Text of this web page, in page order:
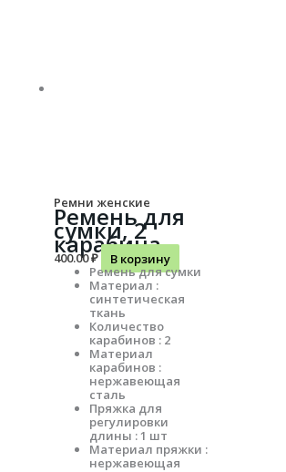
Ремни женские
Ремень для
сумки, 2
карабина
400.00₽
В корзину
Ремень для сумки
Материал :
синтетическая
ткань
Количество
карабинов : 2
Материал
карабинов :
нержавеющая
сталь
Пряжка для
регулировки
длины : 1 шт
Материал пряжки :
нержавеющая